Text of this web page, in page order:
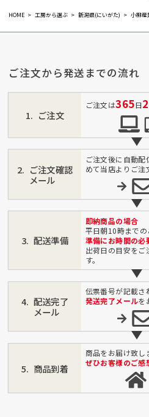
HOME 工房から選ぶ 新潟県(にいがた) 小柳産
ご注文から発送までの流れ
ご注文
ご注文は365日
ご注文確認
メール
ご注文後に自動
めて当店よりご注
配送準備
即納商品の場合
平日朝10時までの
準備にお時間の必
出荷日の目安をご
す。
配送完了
メール
伝票番号が記載さ
発送完了メールを
商品到着
商品をお届け致し
ぜひお客様のご感